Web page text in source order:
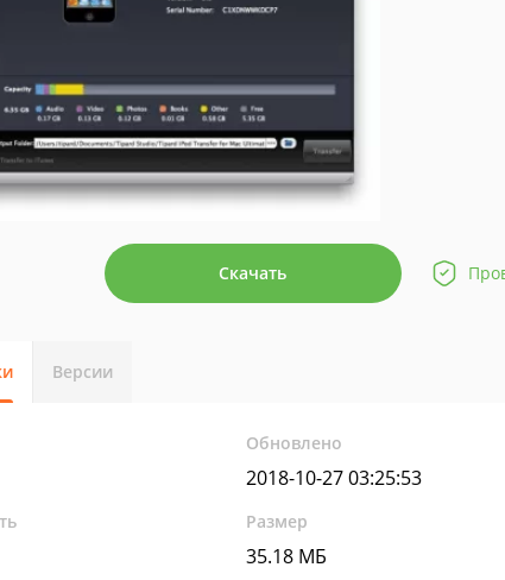
Скачать
Версии
Обновлено
2018-10-27 03:25:53
Размер
35.18 МБ